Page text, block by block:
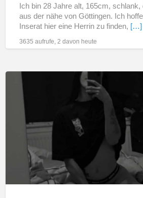
Ich bin 28 Jahre alt, 165cm,
aus der nähe von Göttingen. Ich
Inserat hier eine Herrin zu finden, […]
3635 aufrufe, 2 davon heute
Dominas
suchen
Sklaven